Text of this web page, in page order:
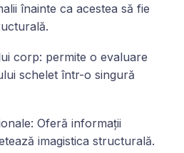
înainte ca acestea să fie
corp: permite o evaluare
schelet într-o singură
Oferă informații
imagistica structurală.